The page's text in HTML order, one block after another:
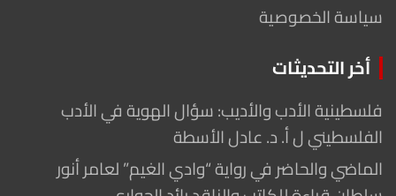
سياسة الخصوصية
أخر التحديثات
فلسطينية الأدب والأديب: سؤال الهوية في الأدب
الفلسطيني ل أ. د. عادل الأسطة
الماضي والحاضر في رواية “وادي الغيم” لعامر أنور